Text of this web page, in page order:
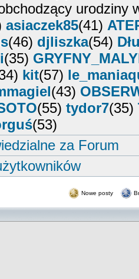
urodziny
asiaczek85(41)
(46) djliszka(54)
(35)
kit(57)
(43)
(55) tydor7(35)
(53)
za Forum
Nowe posty